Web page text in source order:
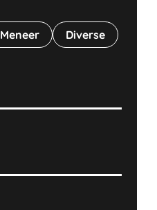
Meneer Diverse